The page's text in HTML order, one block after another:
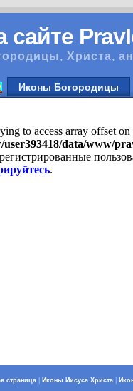
сайте
Христа,
Иконы Богородицы
to access array offset
data/www/
.
страница| Иконы Иисуса Христа|